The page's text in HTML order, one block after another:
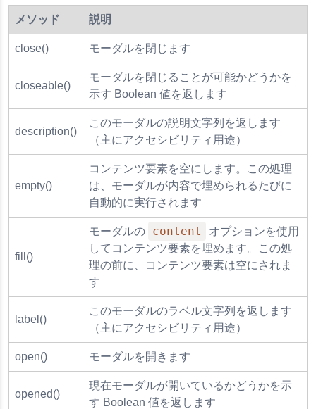
メソッド 説明
close() モーダルを閉じます
closeable()
モーダルを閉じることが可能かどうかを
示す Boolean 値を返します
description()
このモーダルの説明文字列を返します
（主にアクセシビリティ用途）
empty()
コンテンツ要素を空にします。この処理
は、モーダルが内容で埋められるたびに
自動的に実行されます
fill()
モーダルの content
オプションを使用
してコンテンツ要素を埋めます。この処
理の前に、コンテンツ要素は空にされま
す
label()
このモーダルのラベル文字列を返します
（主にアクセシビリティ用途）
open() モーダルを開きます
opened()
現在モーダルが開いているかどうかを示
す Boolean 値を返します